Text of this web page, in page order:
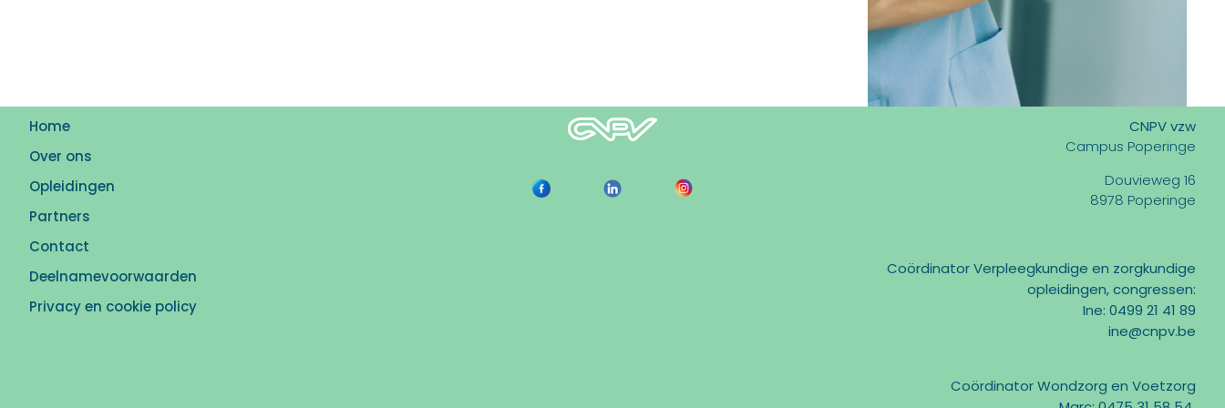
Home
Over ons
Opleidingen
Partners
Contact
Deelnamevoorwaarden
Privacy en cookie policy
CNPV vzw
Campus Poperinge
Douvieweg 16
8978 Poperinge
Coördinator Verpleegkundige en zorgkundige
opleidingen, congressen:
Ine: 0499 21 41 89
ine@cnpv.be
Coördinator Wondzorg en Voetzorg